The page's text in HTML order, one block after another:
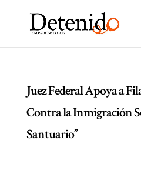
Juez Federal Apoya a
Contra la Inmigración
Santuario”